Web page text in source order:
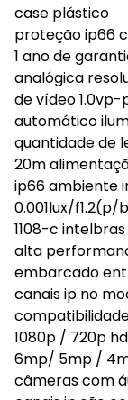
case plástico
proteção ip66
1 ano de
analógica
de vídeo
automático
quantidade de
20m
ip66 ambiente
0.001lux/
1108-c
alta
embarcado
canais ip no
1080p / 720p
6mp/ 5mp /
câmeras com